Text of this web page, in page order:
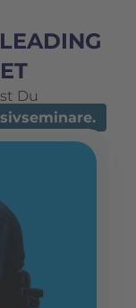
Du